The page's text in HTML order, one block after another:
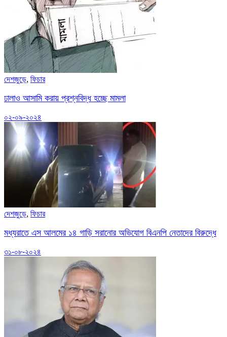
দেশজুড়ে, ফিচার
ঢালাও আসামি করায় প্রশ্নবিদ্ধ হচ্ছে মামলা
০২-০৯-২০২৪
দেশজুড়ে, ফিচার
মধ্যরাতে এস আলমের ১৪ গাড়ি সরানোর অভিযোগ বিএনপি নেতাদের বিরুদ্ধে
৩১-০৮-২০২৪